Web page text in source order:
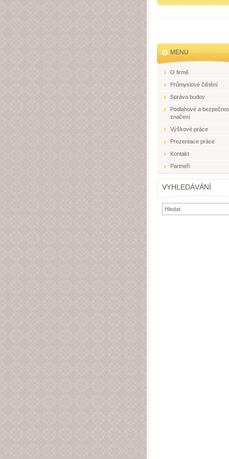
MENU
O firmě
Průmyslové čištění
Správa budov
Podlahové a
značení
Výškové práce
Prezentace práce
Kontakt
Partneři
VYHLEDÁVÁNÍ